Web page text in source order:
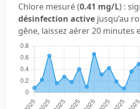
Chlore mesuré (0.41 mg/L) :
désinfection active jusqu’au
gêne, laissez aérer 20 minutes